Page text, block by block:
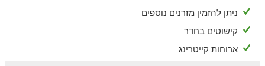
ניתן להזמין מזרנים נוספים
קישוטים בחדר
ארוחות קייטרינג